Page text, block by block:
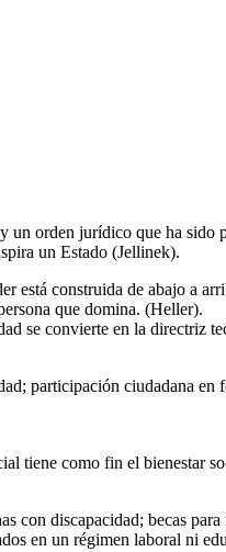
orden jurídico que ha sido
un Estado (Jellinek).
está construida de abajo a
que domina. (Heller).
se convierte en la directriz
participación ciudadana en
tiene como fin el bienestar
con discapacidad; becas
en un régimen laboral ni